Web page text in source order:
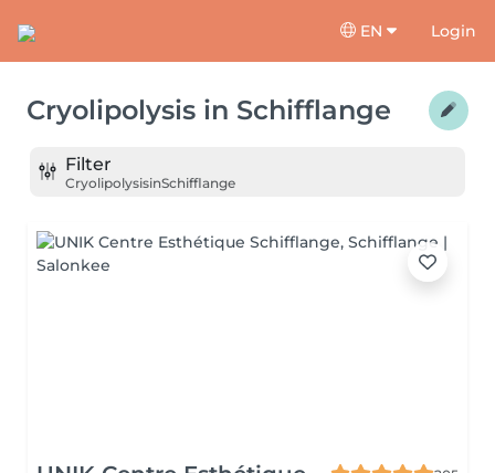
EN Login
Cryolipolysis in Schifflange
Filter
CryolipolysisinSchifflange